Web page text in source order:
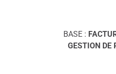
BASE :
GESTION DE